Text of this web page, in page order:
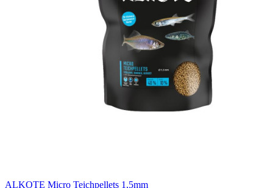
ALKOTE Micro Teichpellets 1,5mm